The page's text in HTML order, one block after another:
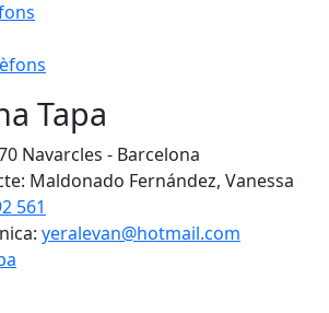
Tapa
Navarcles - Barcelona
Maldonado Fernández, Vanessa
561
yeralevan@hotmail.com